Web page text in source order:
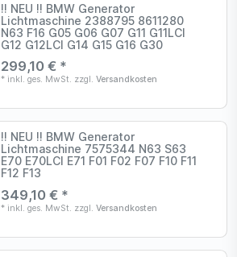
!! NEU !! BMW Generator
Lichtmaschine 2388795 8611280
N63 F16 G05 G06 G07 G11 G11LCI
G12 G12LCI G14 G15 G16 G30
299,10 € *
* inkl. ges. MwSt. zzgl.Versandkosten
!! NEU !! BMW Generator
Lichtmaschine 7575344 N63 S63
E70 E70LCI E71 F01 F02 F07 F10 F11
F12 F13
349,10 € *
* inkl. ges. MwSt. zzgl.Versandkosten